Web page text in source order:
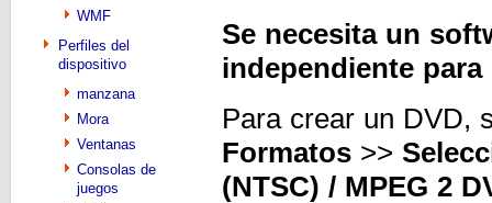
WMF
Perfiles del
dispositivo
manzana
Mora
Ventanas
Consolas de
juegos
Se necesita un
independiente
Para crear un DVD,
Formatos >>
(NTSC) / MPEG 2